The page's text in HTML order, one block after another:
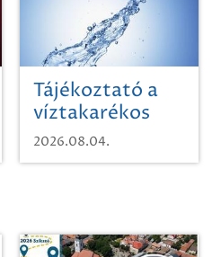
Tájékoztató a
víztakarékos
vízhasználatról
2026.08.04.